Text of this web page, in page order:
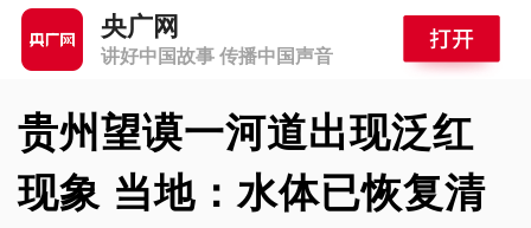
央广网
讲好中国故事 传播中国声音
贵州望谟一河道出现泛红
现象 当地：水体已恢复清